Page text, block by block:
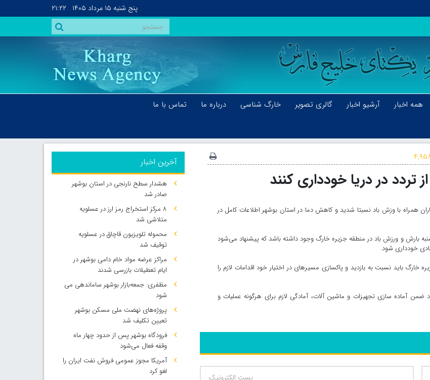
پنج شنبه ۱۵ مرداد ۱۴۰۵ ۲۱:۲۲
همه اخبار آرشیو اخبار گالری تصویر خارگ شناسی درباره ما
تماس با ما
در دریا خودداری کنند
همراه با وزش باد نسبتا شدید و کاهش دما در استان بوشهر اطلاعات کامل در
بارش و ورزش باد در منطقه جزیره خارگ وجود داشته باشد که پیشنهاد می‌شود
خودداری شود.
باید نسبت به بازدید و پاکسازی مسیرهای در اختیار خود اقدامات لازم را
آماده سازی تجهیزات و ماشین آلات، آمادگی لازم برای هرگونه عملیات و
آخرین اخبار
هشدار سطح نارنجی در استان بوشهر
صادر شد
۸ مرکز استخراج رمز ارز در عسلویه
متلاشی شد
محموله تلویزیون قاچاق در عسلویه
توقیف شد
مراکز عرضه مواد خام دامی بوشهر در
ایام تعطیلات بازرسی شدند
مظفری: جمعه‌بازار بوشهر ساماندهی می‌
شود
پروژه‌های نهضت ملی مسکن بوشهر
تعیین تکلیف شد
فرودگاه بوشهر پس از حدود چهار ماه
وقفه فعال می‌شود
آمریکا مجوز عمومی فروش نفت ایران را
لغو کرد